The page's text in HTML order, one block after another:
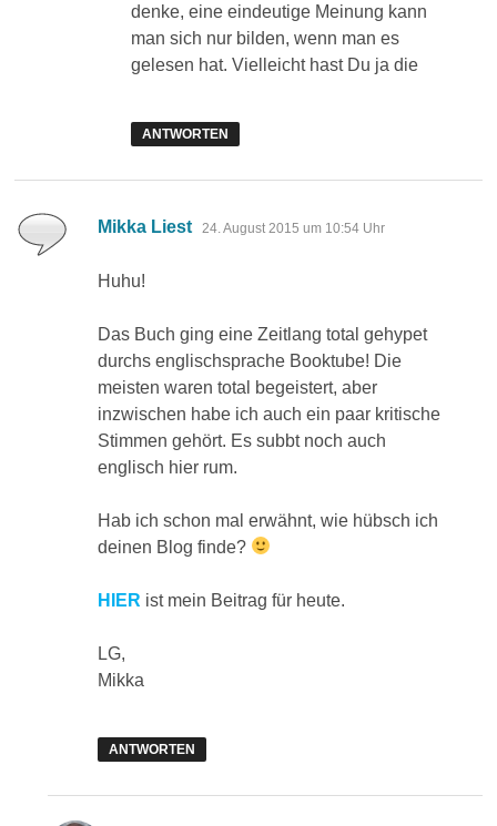
denke, eine eindeutige Meinung kann
man sich nur bilden, wenn man es
gelesen hat. Vielleicht hast Du ja die
ANTWORTEN
Mikka Liest sagt:
24. August 2015 um 10:54 Uhr
Huhu!
Das Buch ging eine Zeitlang total gehypet
durchs englischsprache Booktube! Die
meisten waren total begeistert, aber
inzwischen habe ich auch ein paar kritische
Stimmen gehört. Es subbt noch auch
englisch hier rum.
Hab ich schon mal erwähnt, wie hübsch ich
deinen Blog finde?
HIER ist mein Beitrag für heute.
LG,
Mikka
ANTWORTEN